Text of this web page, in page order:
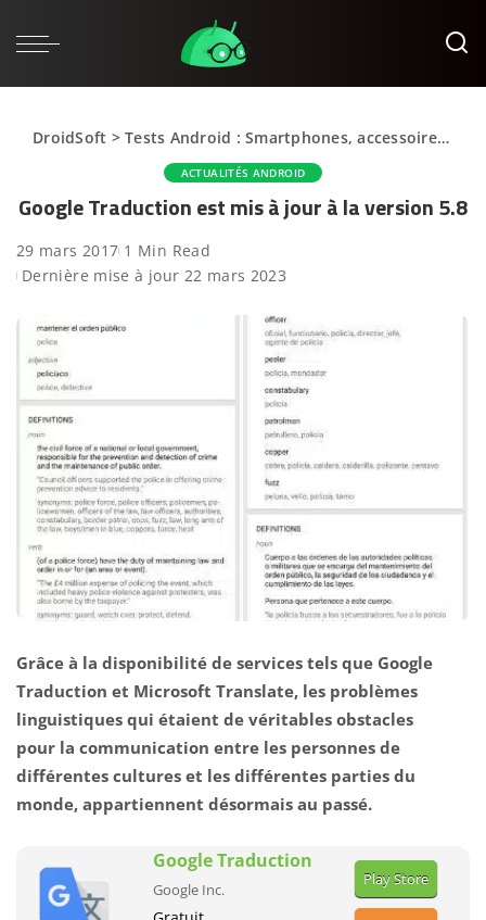
DroidSoft >Tests Android : Smartphones, accessoires et applications
ACTUALITÉS ANDROID
Google Traduction est mis à jour à la version 5.8
29 mars 2017 1 Min Read
Dernière mise à jour 22 mars 2023
Grâce à la disponibilité de services tels que Google
Traduction et Microsoft Translate, les problèmes
linguistiques qui étaient de véritables obstacles
pour la communication entre les personnes de
différentes cultures et les différentes parties du
monde, appartiennent désormais au passé.
Google Traduction
Google Inc.
Play Store